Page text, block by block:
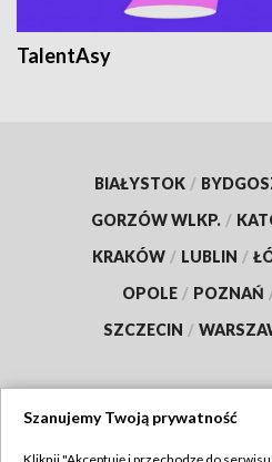
TalentAsy
BIAŁYSTOK /
GORZÓW WLKP. /
KRAKÓW / LUBLIN /
OPOLE / POZNAŃ
SZCZECIN /
Szanujemy Twoją prywatność